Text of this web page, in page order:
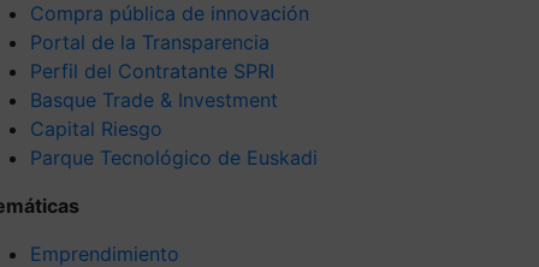
Compra pública de innovación
Portal de la Transparencia
Perfil del Contratante SPRI
Basque Trade & Investment
Capital Riesgo
Parque Tecnológico de Euskadi
Emprendimiento